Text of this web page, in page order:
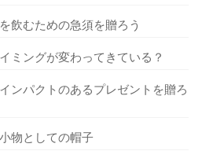
飲むための急須を贈ろう
ミングが変わってきている？
ンパクトのあるプレゼントを贈ろ
物としての帽子